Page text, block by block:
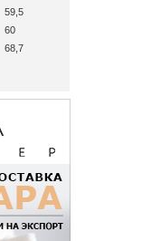
59,5
60
68,7